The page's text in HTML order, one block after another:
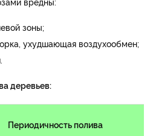
зоны;
ухудшающая воздухообмен;
деревьев:
Периодичность полива